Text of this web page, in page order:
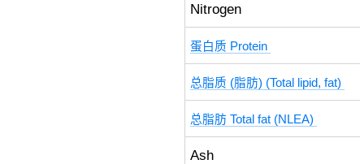
Nitrogen
蛋白质 Protein
总脂质 (脂肪) (Total lipid, fat)
总脂肪 Total fat (NLEA)
Ash